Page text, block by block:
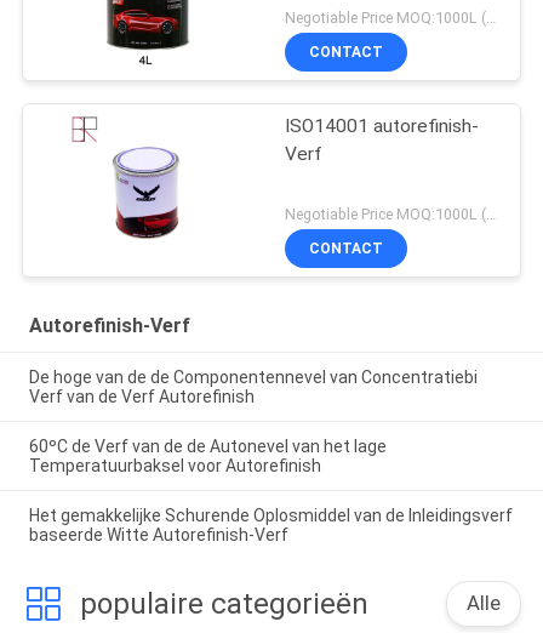
CONTACT
ISO14001 autorefinish-
Verf
Negotiable Price MOQ:1000L (gemengde items zijn acceptabel)
CONTACT
Autorefinish-Verf
De hoge van de de Componentennevel van Concentratiebi
Verf van de Verf Autorefinish
60ºC de Verf van de de Autonevel van het lage
Temperatuurbaksel voor Autorefinish
Het gemakkelijke Schurende Oplosmiddel van de Inleidingsverf
baseerde Witte Autorefinish-Verf
populaire categorieën Alle